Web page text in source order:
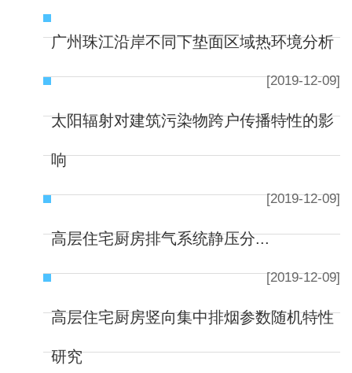
广州珠江沿岸不同下垫面区域热环境分析
[2019-12-09]
太阳辐射对建筑污染物跨户传播特性的影
响
[2019-12-09]
​​​​​​​高层住宅厨房排气系统静压分...
[2019-12-09]
高层住宅厨房竖向集中排烟参数随机特性
研究